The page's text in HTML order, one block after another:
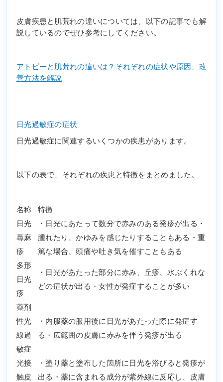
皮膚疾患と肌荒れの違いについては、以下の記事でも解
説しているのでぜひ参考にしてください。
アトピーと肌荒れの違いは？それぞれの症状や原因、改
善方法を解説
日光過敏症の症状
日光過敏症に関連するいくつかの疾患があります。
以下の表で、それぞれの疾患と特徴をまとめました。
名称
特徴
日光
蕁麻
疹
・日光にあたって数分で赤みのある発疹が出る・
腫れたり、かゆみを感じたりすることもある・重
篤な場合、頭痛や吐き気を催すこともある
多形
日光
疹
・日光があたった部分に赤み、丘疹、水ぶくれな
どの症状が出る・女性が発症することが多い
薬剤
性光
線過
敏症
・内服薬の服用後に日光があたった際に発症す
る・広範囲の皮膚に赤みを伴う発疹が出る
光接
触皮
・塗り薬と塗布した箇所に日光を浴びると発疹が
出る・薬に含まれる成分が紫外線に反応し、皮膚